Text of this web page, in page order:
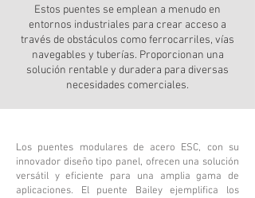
Estos puentes se emplean a menudo en
entornos industriales para crear acceso a
través de obstáculos como ferrocarriles, vías
navegables y tuberías. Proporcionan una
solución rentable y duradera para diversas
necesidades comerciales.
Los puentes modulares de acero ESC, con su
innovador diseño tipo panel, ofrecen una solución
versátil y eficiente para una amplia gama de
aplicaciones. El puente Bailey ejemplifica los